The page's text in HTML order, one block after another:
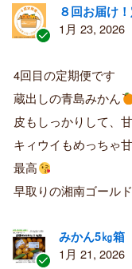
証
済
み
購
者
８回お届け
1月 23, 2026
4回目の定期便です
蔵出しの青島みかん
皮もしっかりして、
キィウイもめっちゃ
最高
早取りの湘南ゴール
みかん5㎏箱
1月 21, 2026